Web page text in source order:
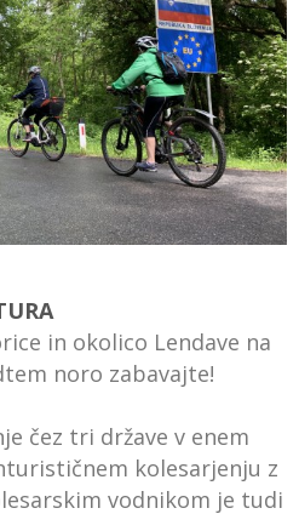
in okolico Lendave na
noro zabavajte!
čez tri države v enem
kolesarjenju z
vodnikom je tudi